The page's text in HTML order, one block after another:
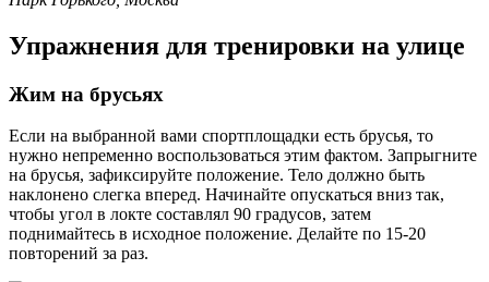
Упражнения для тренировки на улице
Жим на брусьях
Если на выбранной вами спортплощадки есть брусья, то
нужно непременно воспользоваться этим фактом. Запрыгните
на брусья, зафиксируйте положение. Тело должно быть
наклонено слегка вперед. Начинайте опускаться вниз так,
чтобы угол в локте составлял 90 градусов, затем
поднимайтесь в исходное положение. Делайте по 15-20
повторений за раз.